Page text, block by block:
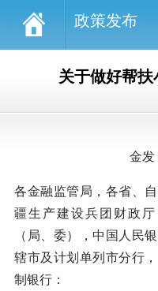
政策发布
关于做好帮
金发
各金融监管局，各省、
疆生产建设兵团财政
（局、委），中国人民
辖市及计划单列市分行
制银行：